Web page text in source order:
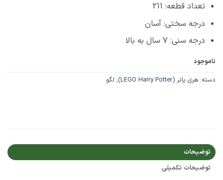
تعداد قطعه: 211
درجه سختی: آسان
درجه سنی: 7 سال به بالا
ناموجود
دسته:هری پاتر (LEGO Harry Potter) ,لگو
توضیحات
توضیحات تکمیلی